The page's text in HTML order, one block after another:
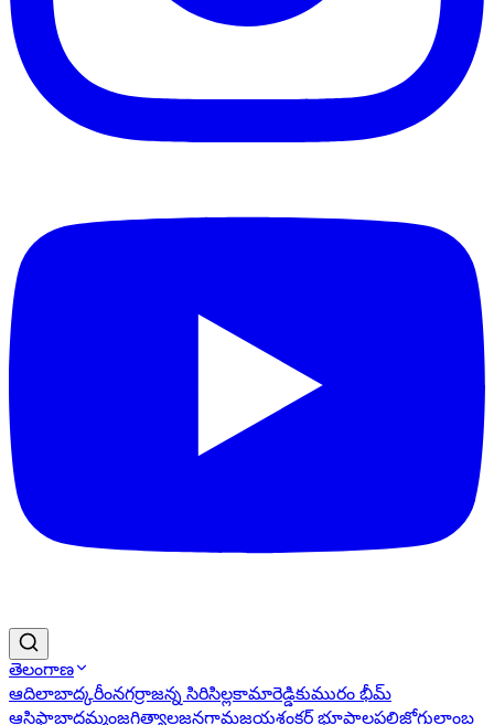
తెలంగాణ
ఆదిలాబాద్కరీంనగర్రాజన్న సిరిసిల్లకామారెడ్డికుమురం భీమ్
ఆసిఫాబాద్ఖమ్మంజగిత్యాలజనగామజయశంకర్ భూపాలపల్లిజోగులాంబ